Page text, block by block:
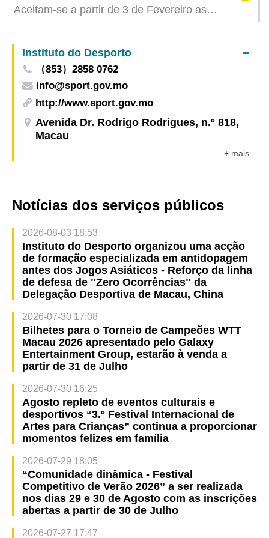
Aceitam-se a partir de 3 de Fevereiro as
com a empresa de lazer
Instituto do Desporto
（853）2858 0762
info@sport.gov.mo
http://www.sport.gov.mo
Avenida Dr. Rodrigo Rodrigues, n.º 818,
Macau
+ mais
Notícias dos serviços públicos
2026-08-03 18:53
Instituto do Desporto organizou uma acção
de formação especializada em antidopagem
antes dos Jogos Asiáticos - Reforço da linha
de defesa de "Zero Ocorrências" da
Delegação Desportiva de Macau, China
2026-07-30 17:08
Bilhetes para o Torneio de Campeões WTT
Macau 2026 apresentado pelo Galaxy
Entertainment Group, estarão à venda a
partir de 31 de Julho
2026-07-30 16:25
Agosto repleto de eventos culturais e
desportivos “3.º Festival Internacional de
Artes para Crianças” continua a proporcionar
momentos felizes em família
2026-07-29 18:05
“Comunidade dinâmica - Festival
Competitivo de Verão 2026” a ser realizada
nos dias 29 e 30 de Agosto com as inscrições
abertas a partir de 30 de Julho
2026-07-27 17:47